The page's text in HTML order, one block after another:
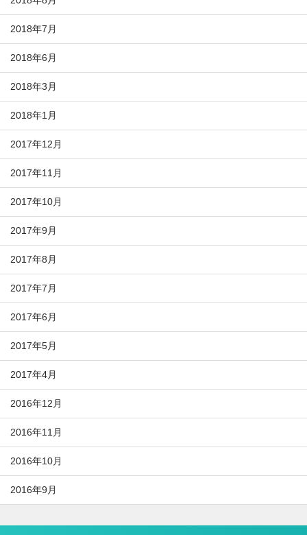
2018年7月
2018年6月
2018年3月
2018年1月
2017年12月
2017年11月
2017年10月
2017年9月
2017年8月
2017年7月
2017年6月
2017年5月
2017年4月
2016年12月
2016年11月
2016年10月
2016年9月